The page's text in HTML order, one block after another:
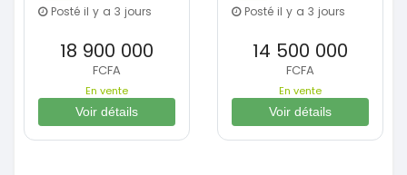
Posté il y a 3 jours
18 900 000
FCFA
En vente
Voir détails
Posté il y a 3 jours
14 500 000
FCFA
En vente
Voir détails